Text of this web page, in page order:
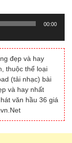
00:00
đẹp và hay
thuộc thể loại
(tải nhạc) bài
và hay nhất
văn hầu 36 giá